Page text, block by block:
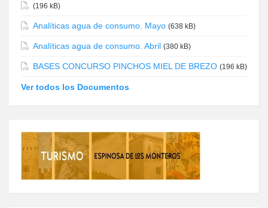
(196 kB)
Analíticas agua de consumo. Mayo (638 kB)
Analíticas agua de consumo. Abril (380 kB)
BASES CONCURSO PINCHOS MIEL DE BREZO (196 kB)
Ver todos los Documentos